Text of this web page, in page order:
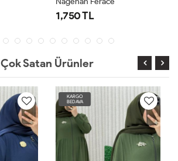
1,750 TL
Çok Satan Ürünler
KARGO
BEDAVA